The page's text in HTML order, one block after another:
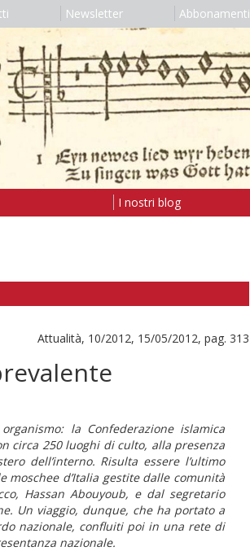
Newsletter Abbonamenti
I nostri blog
Attualità, 10/2012, 15/05/2012, pag. 313
la Confederazione islamica
circa 250 luoghi di culto, alla presenza
dell’interno. Risulta essere l’ultimo
d’Italia gestite dalle comunità
Hassan Abouyoub, e dal segretario
Un viaggio, dunque, che ha portato a
nazionale, confluiti poi in una rete di
nazionale.